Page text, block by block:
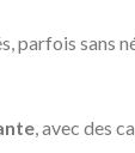
parfois sans
, avec des